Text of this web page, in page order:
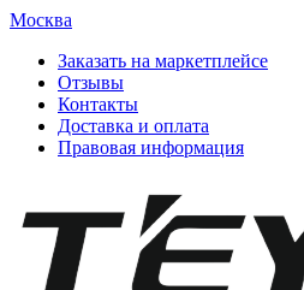
Москва
Заказать на маркетплейсе
Отзывы
Контакты
Доставка и оплата
Правовая информация